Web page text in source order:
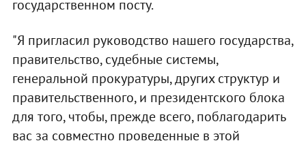
государственном посту.
"Я пригласил руководство нашего государства,
правительство, судебные системы,
генеральной прокуратуры, других структур и
правительственного, и президентского блока
для того, чтобы, прежде всего, поблагодарить
вас за совместно проведенные в этой